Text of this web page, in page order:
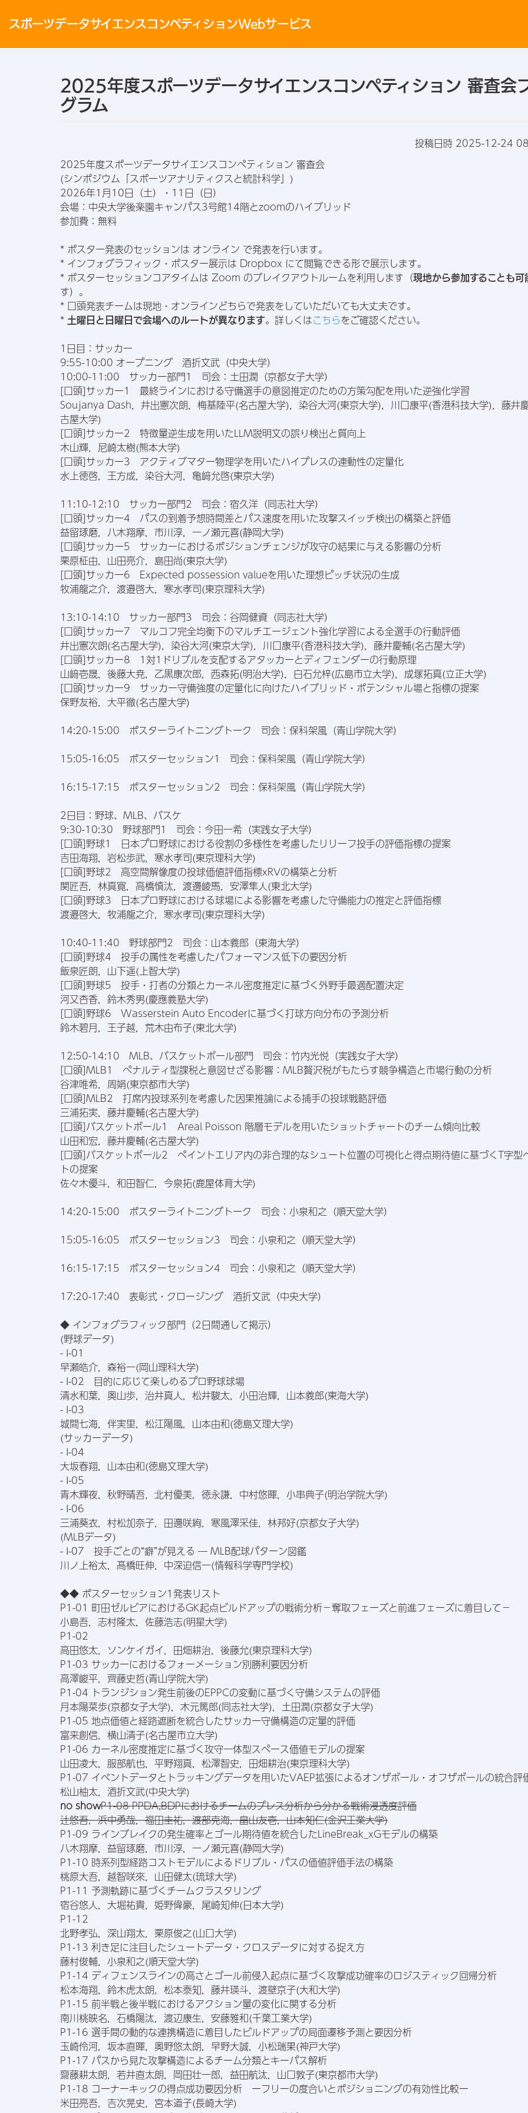
スポーツデータサイエンス コンペティションWebサービス
2025年度スポーツデータサイエンスコンペティション 審査会
グラム
投稿日時 2025-12-24
2025年度スポーツデータサイエンスコンペティション 審査会
(シンポジウム「スポーツアナリティクスと統計科学」)
2026年1月10日（土）・11日（日）
会場：中央大学後楽園キャンパス3号館14階とzoomのハイブリッド
参加費：無料
* ポスター発表のセッションは オンライン で発表を行います。
* インフォグラフィック・ポスター展示は Dropbox にて閲覧できる形で展示します。
* ポスターセッションコアタイムは Zoom のブレイクアウトルームを利用します（現地から参加することも可
す）。
* 口頭発表チームは現地・オンラインどちらで発表をしていただいても大丈夫です。
* 土曜日と日曜日で会場へのルートが異なります。詳しくはこちらをご確認ください。
1日目：サッカー
9:55-10:00 オープニング 酒折文武（中央大学）
10:00-11:00 サッカー部門1 司会：土田潤（京都女子大学）
[口頭]サッカー1 最終ラインにおける守備選手の意図推定のための方策勾配を用いた逆強化学習
Soujanya Dash，井出憲次朗，梅基陸平(名古屋大学)，染谷大河(東京大学)，川口康平(香港科技大学)，藤井
古屋大学)
[口頭]サッカー2 特徴量逆生成を用いたLLM説明文の誤り検出と質向上
木山輝，尼崎太樹(熊本大学)
[口頭]サッカー3 アクティブマター物理学を用いたハイプレスの連動性の定量化
水上徳啓，王方成，染谷大河，亀﨑允啓(東京大学)
11:10-12:10 サッカー部門2 司会：宿久洋（同志社大学）
[口頭]サッカー4 パスの到着予想時間差とパス速度を用いた攻撃スイッチ検出の構築と評価
益留琢磨，八木翔摩，市川淳，一ノ瀬元喜(静岡大学)
[口頭]サッカー5 サッカーにおけるポジションチェンジが攻守の結果に与える影響の分析
栗原柾由，山田亮介，島田尚(東京大学)
[口頭]サッカー6 Expected possession valueを用いた理想ピッチ状況の生成
牧浦龍之介，渡邉啓大，寒水孝司(東京理科大学)
13:10-14:10 サッカー部門3 司会：谷岡健資（同志社大学）
[口頭]サッカー7 マルコフ完全均衡下のマルチエージェント強化学習による全選手の行動評価
井出憲次朗(名古屋大学)，染谷大河(東京大学)，川口康平(香港科技大学)，藤井慶輔(名古屋大学)
[口頭]サッカー8 1対1ドリブルを支配するアタッカーとディフェンダーの行動原理
山﨑壱晟，後藤大尭，乙黒康次郎，西森拓(明治大学)，白石允梓(広島市立大学)，成塚拓真(立正大学)
[口頭]サッカー9 サッカー守備強度の定量化に向けたハイブリッド・ポテンシャル場と指標の提案
保野友裕，大平徹(名古屋大学)
14:20-15:00 ポスターライトニングトーク 司会：保科架風（青山学院大学）
15:05-16:05 ポスターセッション1 司会：保科架風（青山学院大学）
16:15-17:15 ポスターセッション2 司会：保科架風（青山学院大学）
2日目：野球、MLB、バスケ
9:30-10:30 野球部門1 司会：今田一希（実践女子大学）
[口頭]野球1 日本プロ野球における役割の多様性を考慮したリリーフ投手の評価指標の提案
吉田海翔，岩松歩武，寒水孝司(東京理科大学)
[口頭]野球2 高空間解像度の投球価値評価指標xRVの構築と分析
関匠吾，林真寛，高橋慎汰，渡邊崚馬，安澤隼人(東北大学)
[口頭]野球3 日本プロ野球における球場による影響を考慮した守備能力の推定と評価指標
渡邉啓大，牧浦龍之介，寒水孝司(東京理科大学)
10:40-11:40 野球部門2 司会：山本義郎（東海大学）
[口頭]野球4 投手の属性を考慮したパフォーマンス低下の要因分析
飯泉匠朗，山下遥(上智大学)
[口頭]野球5 投手・打者の分類とカーネル密度推定に基づく外野手最適配置決定
河又杏香，鈴木秀男(慶應義塾大学)
[口頭]野球6 Wasserstein Auto Encoderに基づく打球方向分布の予測分析
鈴木碧月，王子越，荒木由布子(東北大学)
12:50-14:10 MLB、バスケットボール部門 司会：竹内光悦（実践女子大学）
[口頭]MLB1 ペナルティ型課税と意図せざる影響：MLB贅沢税がもたらす競争構造と市場行動の分析
谷津唯希，周娟(東京都市大学)
[口頭]MLB2 打席内投球系列を考慮した因果推論による捕手の投球戦略評価
三浦拓実，藤井慶輔(名古屋大学)
[口頭]バスケットボール1 Areal Poisson 階層モデルを用いたショットチャートのチーム傾向比較
山田和宏，藤井慶輔(名古屋大学)
[口頭]バスケットボール2 ペイントエリア内の非合理的なシュート位置の可視化と得点期待値に基づくT字型
トの提案
佐々木優斗，和田智仁，今泉拓(鹿屋体育大学)
14:20-15:00 ポスターライトニングトーク 司会：小泉和之（順天堂大学）
15:05-16:05 ポスターセッション3 司会：小泉和之（順天堂大学）
16:15-17:15 ポスターセッション4 司会：小泉和之（順天堂大学）
17:20-17:40 表彰式・クロージング 酒折文武（中央大学）
◆ インフォグラフィック部門（2日間通して掲示）
(野球データ)
- I-01
早瀬皓介，森裕一(岡山理科大学)
- I-02 目的に応じて楽しめるプロ野球球場
清水和葉，奥山歩，治井真人，松井駿太，小田治輝，山本義郎(東海大学)
- I-03
城間七海，伴実里，松江陽風，山本由和(徳島文理大学)
(サッカーデータ)
- I-04
大坂春翔，山本由和(徳島文理大学)
- I-05
青木輝夜，秋野晴吾，北村優美，徳永謙，中村悠暉，小串典子(明治学院大学)
- I-06
三浦葵衣，村松加奈子，田邊咲絢，寒風澤采佳，林邦好(京都女子大学)
(MLBデータ)
- I-07 投手ごとの“癖”が見える ― MLB配球パターン図鑑
川ノ上裕太，髙橋旺伸，中深迫信一(情報科学専門学校)
◆◆ ポスターセッション1発表リスト
P1-01 町田ゼルビアにおけるGK起点ビルドアップの戦術分析－奪取フェーズと前進フェーズに着目して－
小島吾，志村隆太，佐藤浩志(明星大学)
P1-02
高田悠太，ソンケイガイ，田畑耕治，後藤允(東京理科大学)
P1-03 サッカーにおけるフォーメーション別勝利要因分析
高澤峻平，齊藤史哲(青山学院大学)
P1-04 トランジション発生前後のEPPCの変動に基づく守備システムの評価
月本陽菜歩(京都女子大学)，木元篤郎(同志社大学)，土田潤(京都女子大学)
P1-05 地点価値と経路遮断を統合したサッカー守備構造の定量的評価
富来創信，横山清子(名古屋市立大学)
P1-06 カーネル密度推定に基づく攻守一体型スペース価値モデルの提案
山田凌大，服部航也，平野翔真，松澤智史，田畑耕治(東京理科大学)
P1-07 イベントデータとトラッキングデータを用いたVAEP拡張によるオンザボール・オフザボールの統合評
松山柚太，酒折文武(中央大学)
no showP1-08 PPDA,BDPにおけるチームのプレス分析から分かる戦術浸透度評価
辻悠吾，浜中勇哉，福田圭祐，渡部克海，畠山友壱，山本知仁(金沢工業大学)
P1-09 ラインブレイクの発生確率とゴール期待値を統合したLineBreak_xGモデルの構築
八木翔摩，益留琢磨，市川淳，一ノ瀬元喜(静岡大学)
P1-10 時系列型経路コストモデルによるドリブル・パスの価値評価手法の構築
桃原大吾，越智咲來，山田健太(琉球大学)
P1-11 予測軌跡に基づくチームクラスタリング
宿谷悠人，大堀祐貴，姫野偉豪，尾崎知伸(日本大学)
P1-12
北野孝弘，深山翔太，栗原俊之(山口大学)
P1-13 利き足に注目したシュートデータ・クロスデータに対する捉え方
藤村俊輔，小泉和之(順天堂大学)
P1-14 ディフェンスラインの高さとゴール前侵入起点に基づく攻撃成功確率のロジスティック回帰分析
松本海翔，鈴木虎太朗，松本泰知，藤井瑛斗，渡壁京子(大和大学)
P1-15 前半戦と後半戦におけるアクション量の変化に関する分析
南川桃映名，石橋陽汰，渡辺康生，安藤雅和(千葉工業大学)
P1-16 選手間の動的な連携構造に着目したビルドアップの局面遷移予測と要因分析
玉崎伶河，坂本直暉，奥野悠太朗，早野大誠，小松瑞果(神戸大学)
P1-17 パスから見た攻撃構造によるチーム分類とキーパス解析
齋藤耕太朗，若井直太朗，岡田壮一郎，益田航汰，山口敦子(東京都市大学)
P1-18 コーナーキックの得点成功要因分析 ーフリーの度合いとポジショニングの有効性比較ー
米田亮吾，吉次晃史，宮本道子(長崎大学)